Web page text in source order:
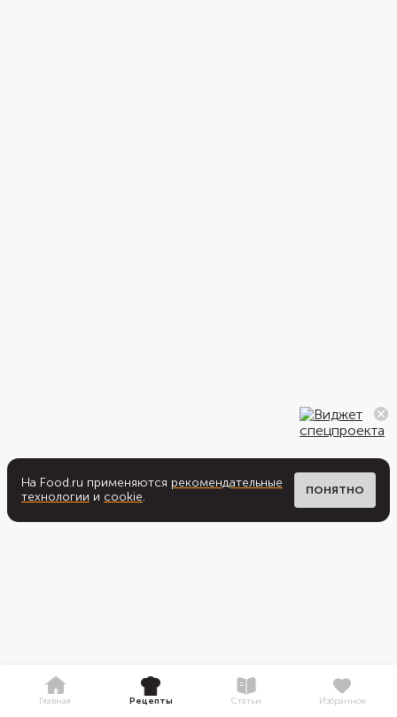
На Food.ru применяются рекомендательные
технологии и cookie. ПОНЯТНО
Главная Рецепты Статьи Избранное